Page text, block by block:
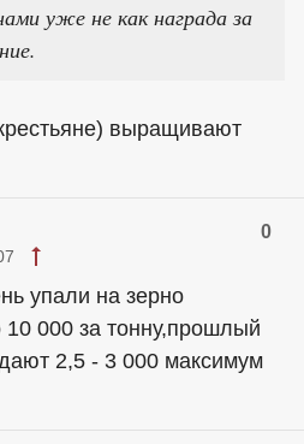
уже не как награда за
выращивают
0
упали на зерно
000 за тонну,прошлый
2,5 - 3 000 максимум